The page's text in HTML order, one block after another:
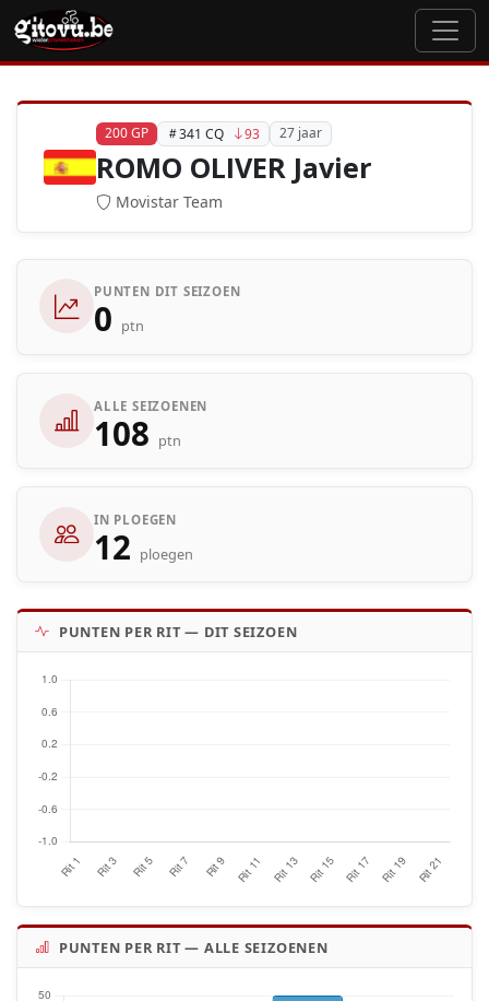
200 GP 341 CQ 93 27 jaar
ROMO OLIVER Javier
Movistar Team
PUNTEN DIT SEIZOEN
0 ptn
ALLE SEIZOENEN
108 ptn
IN PLOEGEN
12 ploegen
PUNTEN PER RIT — DIT SEIZOEN
PUNTEN PER RIT — ALLE SEIZOENEN